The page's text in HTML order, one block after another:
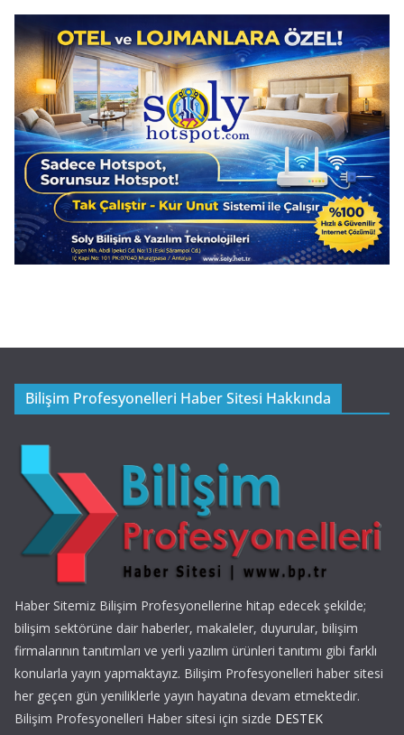
Bilişim Profesyonelleri Haber Sitesi Hakkında
Haber Sitemiz Bilişim Profesyonellerine hitap edecek şekilde;
bilişim sektörüne dair haberler, makaleler, duyurular, bilişim
firmalarının tanıtımları ve yerli yazılım ürünleri tanıtımı gibi farklı
konularla yayın yapmaktayız. Bilişim Profesyonelleri haber sitesi
her geçen gün yeniliklerle yayın hayatına devam etmektedir.
Bilişim Profesyonelleri Haber sitesi için sizde DESTEK